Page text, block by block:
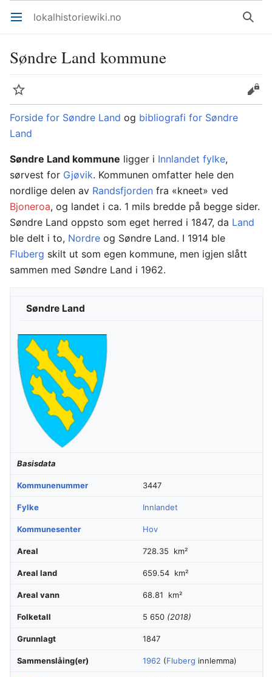
Åpne hovedmenyen lokalhistoriewiki.no Søk
Søndre Land kommune
Overvåk
Rediger
Forside for Søndre Land og bibliografi for Søndre
Land
Søndre Land kommune ligger i Innlandet fylke,
sørvest for Gjøvik. Kommunen omfatter hele den
nordlige delen av Randsfjorden fra «kneet» ved
Bjoneroa, og landet i ca. 1 mils bredde på begge sider.
Søndre Land oppsto som eget herred i 1847, da Land
ble delt i to, Nordre og Søndre Land. I 1914 ble
Fluberg skilt ut som egen kommune, men igjen slått
sammen med Søndre Land i 1962.
Søndre Land
Basisdata
Kommunenummer 3447
Fylke Innlandet
Kommunesenter Hov
Areal 728.35 km²
Areal land 659.54 km²
Areal vann 68.81 km²
Folketall 5 650 (2018)
Grunnlagt 1847
Sammenslåing(er) 1962 (Fluberg innlemma)